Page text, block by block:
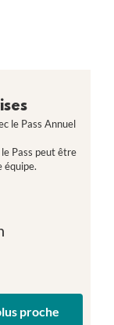
le Pass Annuel
Pass peut être
équipe.
proche